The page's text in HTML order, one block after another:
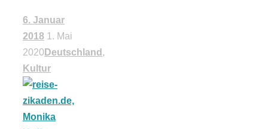
6. Januar
2018 1. Mai
2020 Deutschland ,
Kultur